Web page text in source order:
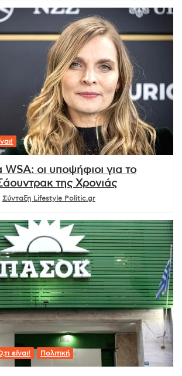
WSA: οι υποψήφιοι για το
της Χρονιάς
Σύνταξη Lifestyle Politic.gr
είναι! Πολιτική